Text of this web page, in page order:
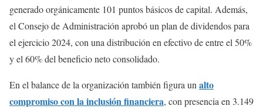
generado orgánicamente 101 puntos básicos de capital. Además,
el Consejo de Administración aprobó un plan de dividendos para
el ejercicio 2024, con una distribución en efectivo de entre el 50%
y el 60% del beneficio neto consolidado.
En el balance de la organización también figura un alto
compromiso con la inclusión financiera, con presencia en 3.149